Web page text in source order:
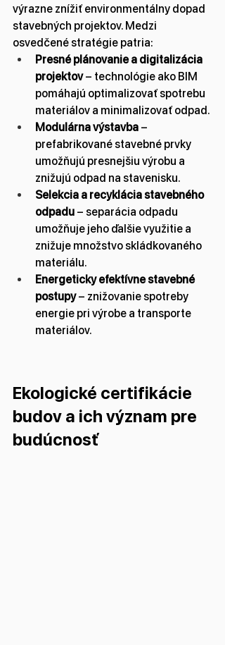
výrazne znížiť environmentálny dopad
stavebných projektov. Medzi
osvedčené stratégie patria:
Presné plánovanie a digitalizácia
projektov – technológie ako BIM
pomáhajú optimalizovať spotrebu
materiálov a minimalizovať odpad.
Modulárna výstavba –
prefabrikované stavebné prvky
umožňujú presnejšiu výrobu a
znižujú odpad na stavenisku.
Selekcia a recyklácia stavebného
odpadu – separácia odpadu
umožňuje jeho ďalšie využitie a
znižuje množstvo skládkovaného
materiálu.
Energeticky efektívne stavebné
postupy – znižovanie spotreby
energie pri výrobe a transporte
materiálov.
Ekologické certifikácie
budov a ich význam pre
budúcnosť